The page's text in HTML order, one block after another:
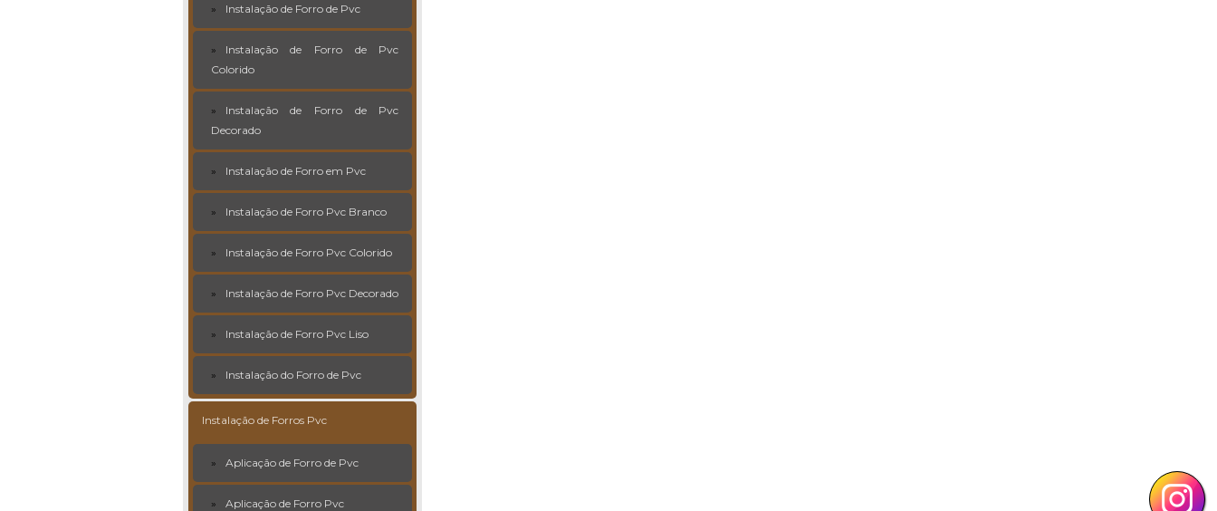
Instalação de Forro de Pvc
Instalação de Forro de Pvc
Colorido
Instalação de Forro de Pvc
Decorado
Instalação de Forro em Pvc
Instalação de Forro Pvc Branco
Instalação de Forro Pvc Colorido
Instalação de Forro Pvc Decorado
Instalação de Forro Pvc Liso
Instalação do Forro de Pvc
Instalação de Forros Pvc
Aplicação de Forro de Pvc
Aplicação de Forro Pvc